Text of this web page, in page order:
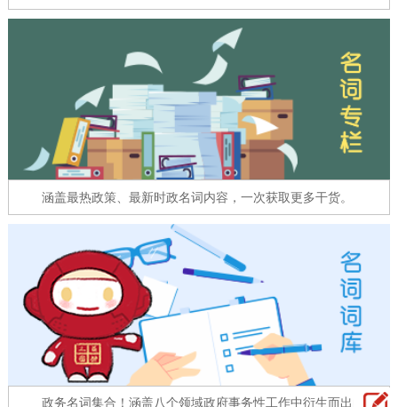
走进北京
十六区概览 人文北京
绿色北京 图说北京 视频北京
多语种
ENGLISH 한국어 日本語
DEUTSCH FRANÇAIS РУССКИЙ ЯЗЫК
ESPAÑOL العربية PORTUGUÊS
ITALIANO
涵盖最热政策、最新时政名词内容，一次获取更多干货。
政务名词集合！涵盖八个领域政府事务性工作中衍生而出的名